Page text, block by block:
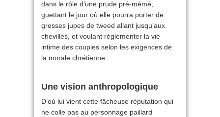
dans le rôle d’une prude pré-mémé,
guettant le jour où elle pourra porter de
grosses jupes de tweed allant jusqu’aux
chevilles, et voulant réglementer la vie
intime des couples selon les exigences de
la morale chrétienne.
Une vision anthropologique
D’où lui vient cette fâcheuse réputation qui
ne colle pas au personnage paillard